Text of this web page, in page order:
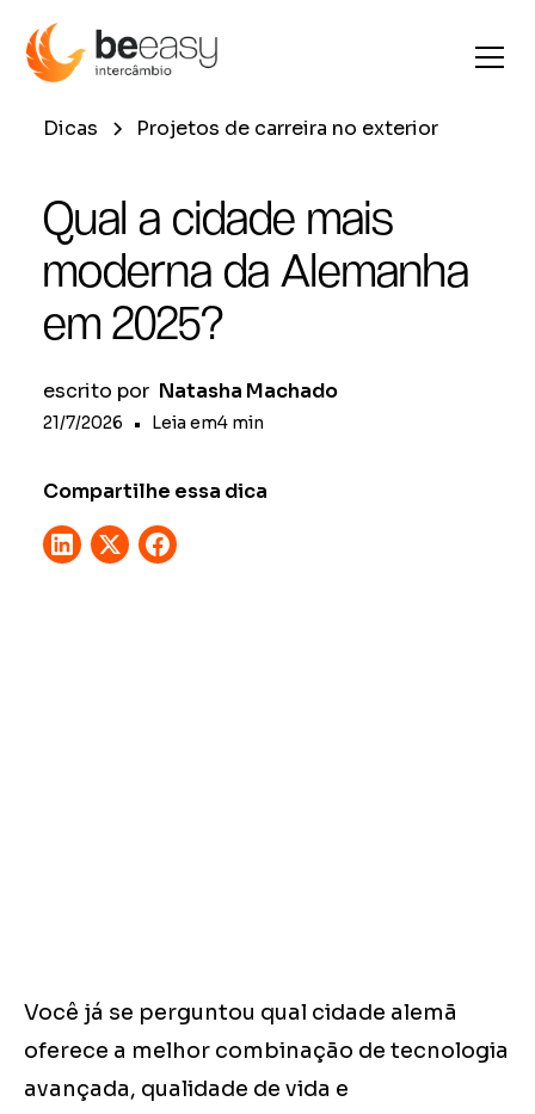
Dicas Projetos de carreira no exterior
Qual a cidade mais
moderna da Alemanha
em 2025?
escrito por Natasha Machado
21/7/2026 • Leia em4 min
Compartilhe essa dica
Você já se perguntou qual cidade alemã
oferece a melhor combinação de tecnologia
avançada, qualidade de vida e